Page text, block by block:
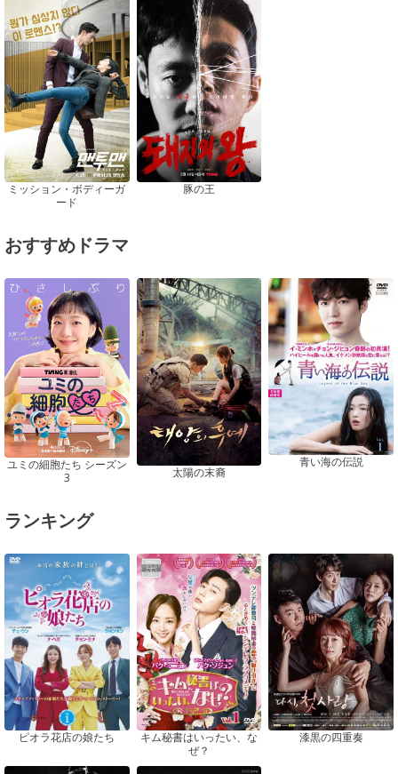
ミッション・ボディーガ
ード
豚の王
おすすめドラマ
ユミの細胞たち シーズン
3
太陽の末裔
青い海の伝説
ランキング
ピオラ花店の娘たち
キム秘書はいったい、な
ぜ？
漆黒の四重奏